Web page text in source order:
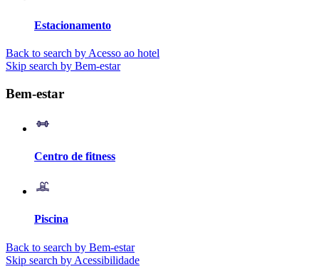
Estacionamento
Back to search by Acesso ao hotel
Skip search by Bem-estar
Bem-estar
Centro de fitness
Piscina
Back to search by Bem-estar
Skip search by Acessibilidade